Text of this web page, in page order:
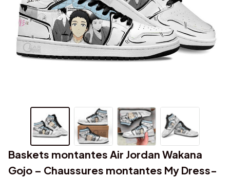
Baskets montantes Air Jordan Wakana
Gojo – Chaussures montantes My Dress-